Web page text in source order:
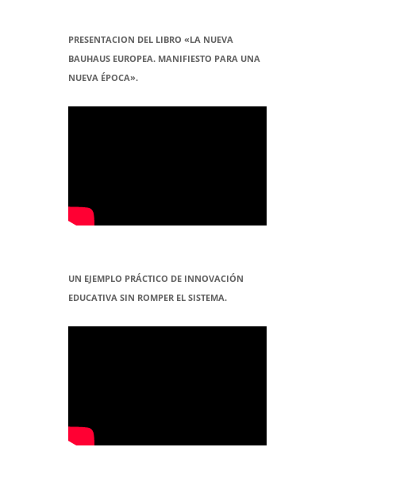
PRESENTACION DEL LIBRO «LA NUEVA
BAUHAUS EUROPEA. MANIFIESTO PARA UNA
NUEVA ÉPOCA».
UN EJEMPLO PRÁCTICO DE INNOVACIÓN
EDUCATIVA SIN ROMPER EL SISTEMA.